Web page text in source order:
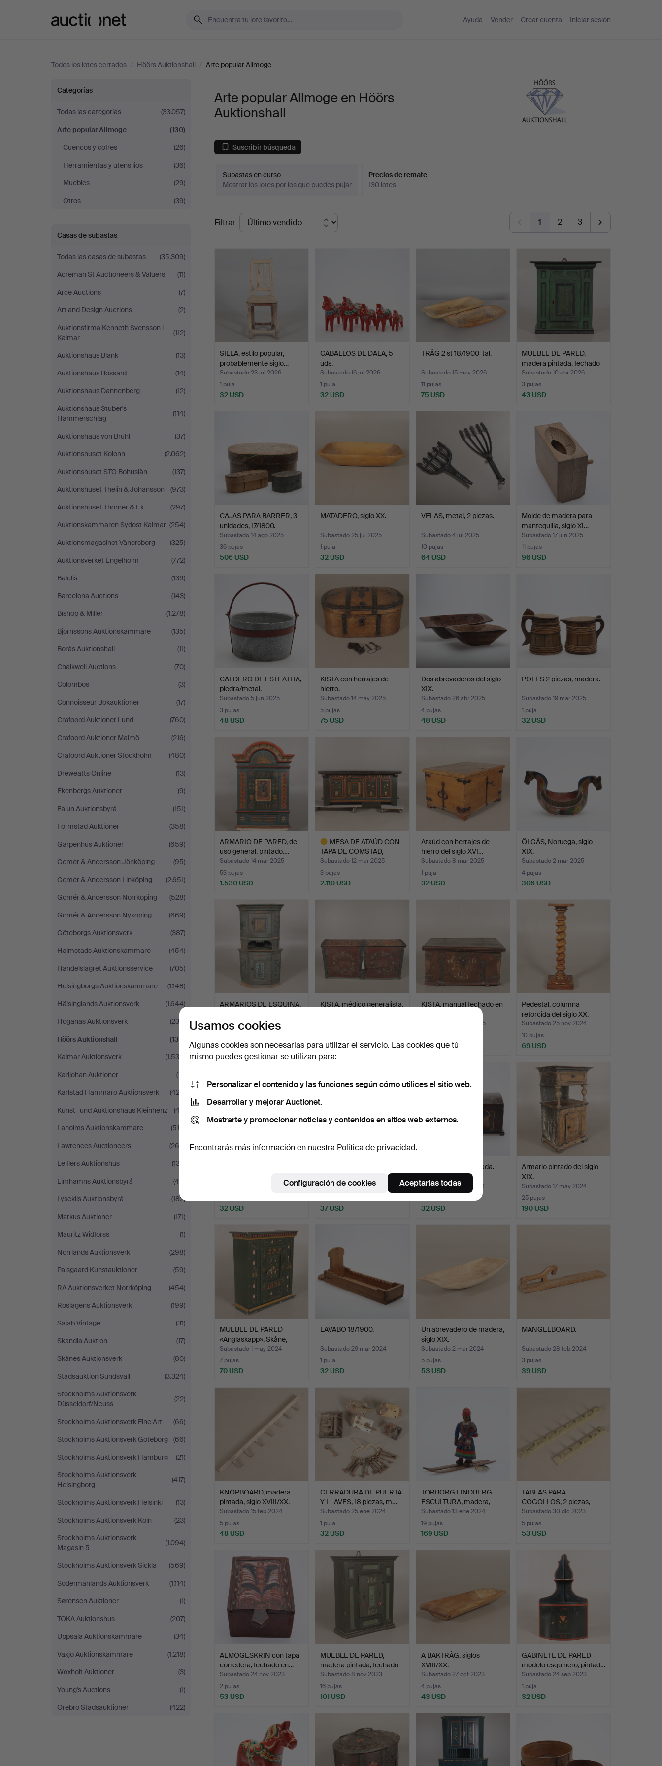
Ayuda Vender Crear cuenta Iniciar sesión
Todos los lotes cerrados / Höörs Auktionshall / Arte popular Allmoge
Arte
popular
Allmoge
en
Höörs
Auktionshall
Categorías
Todas las categorías
(33.057)
Arte popular Allmoge
(130)
Cuencos y cofres
(26)
Herramientas y utensilios
(36)
Muebles
(29)
Otros
(39)
Casas de subastas
Todas las casas de subastas
(35.309)
Acreman St Auctioneers & Valuers
(11)
Arce Auctions
(7)
Art and Design Auctions
(2)
Auktionsfirma Kenneth Svensson i
Kalmar
(112)
Auktionshaus Blank
(13)
Auktionshaus Bossard
(14)
Auktionshaus Dannenberg
(12)
Auktionshaus Stuber's
Hammerschlag
(114)
Auktionshaus von Brühl
(37)
Auktionshuset Kolonn
(2.062)
Auktionshuset STO Bohuslän
(137)
Auktionshuset Thelin & Johansson
(973)
Auktionshuset Thörner & Ek
(297)
Auktionskammaren Sydost Kalmar (254)
Auktionsmagasinet Vänersborg
(325)
Auktionsverket Engelholm
(772)
Balclis
(139)
Barcelona Auctions
(143)
Bishop & Miller
(1.278)
Björnssons Auktionskammare
(135)
Borås Auktionshall
(11)
Chalkwell Auctions
(70)
Colombos
(3)
Connoisseur Bokauktioner
(17)
Crafoord Auktioner Lund
(760)
Crafoord Auktioner Malmö
(216)
Crafoord Auktioner Stockholm
(480)
Dreweatts Online
(13)
Ekenbergs Auktioner
(9)
Falun Auktionsbyrå
(151)
Formstad Auktioner
(358)
Garpenhus Auktioner
(659)
Gomér & Andersson Jönköping
(95)
Gomér & Andersson Linköping
(2.651)
Gomér & Andersson Norrköping
(528)
Gomér & Andersson Nyköping
(669)
Göteborgs Auktionsverk
(387)
Halmstads Auktionskammare
(454)
Handelslagret Auktionsservice
(705)
Helsingborgs Auktionskammare
(1.148)
Hälsinglands Auktionsverk
(1.644)
Höganäs Auktionsverk
(235)
Höörs Auktionshall
(130)
Kalmar Auktionsverk
(1.534)
Karljohan Auktioner
(17)
Karlstad Hammarö Auktionsverk
(422)
Kunst- und Auktionshaus Kleinhenz
(43)
Laholms Auktionskammare
(515)
Lawrences Auctioneers
(269)
Leiflers Auktionshus
(133)
Limhamns Auktionsbyrå
(48)
Lysekils Auktionsbyrå
(182)
Markus Auktioner
(171)
Mauritz Widforss
(1)
Norrlands Auktionsverk
(298)
Palsgaard Kunstauktioner
(59)
RA Auktionsverket Norrköping
(454)
Roslagens Auktionsverk
(199)
Sajab Vintage
(31)
Skandia Auktion
(17)
Skånes Auktionsverk
(80)
Stadsauktion Sundsvall
(3.324)
Stockholms Auktionsverk
Düsseldorf/Neuss
(22)
Stockholms Auktionsverk Fine Art
(66)
Stockholms Auktionsverk Göteborg
(66)
Stockholms Auktionsverk Hamburg
(21)
Stockholms Auktionsverk
Helsingborg
(417)
Stockholms Auktionsverk Helsinki
(13)
Stockholms Auktionsverk Köln
(23)
Stockholms Auktionsverk
Magasin 5
(1.094)
Stockholms Auktionsverk Sickla
(569)
Södermanlands Auktionsverk
(1.114)
Sørensen Auktioner
(1)
TOKA Auktionshus
(207)
Uppsala Auktionskammare
(34)
Växjö Auktionskammare
(1.218)
Woxholt Auktioner
(3)
Young's Auctions
(1)
Örebro Stadsauktioner
(422)
Arte popular Allmoge en Höörs
Auktionshall
Suscribir búsqueda
Subastas en curso
Mostrar los lotes por los que puedes pujar
Precios de remate
130 lotes
Precios
de
Filtrar 1 2 3
SILLA, estilo popular,
probablemente siglo…
Subastado 23 jul 2026
1 puja
32 USD
CABALLOS DE DALA, 5
uds.
Subastado 16 jul 2026
1 puja
32 USD
TRÅG 2 st 18/1900-tal.
Subastado 15 may 2026
11 pujas
75 USD
MUEBLE DE PARED,
madera pintada, fechado
e…
Subastado 10 abr 2026
3 pujas
43 USD
CAJAS PARA BARRER, 3
unidades, 17/1800.
Subastado 14 ago 2025
36 pujas
506 USD
MATADERO, siglo XX.
Subastado 25 jul 2025
1 puja
32 USD
VELAS, metal, 2 piezas.
Subastado 4 jul 2025
10 pujas
64 USD
Molde de madera para
mantequilla, siglo XI…
Subastado 17 jun 2025
11 pujas
96 USD
CALDERO DE ESTEATITA,
piedra/metal.
Subastado 5 jun 2025
3 pujas
48 USD
KISTA con herrajes de
hierro.
Subastado 14 may 2025
5 pujas
75 USD
Dos abrevaderos del siglo
XIX.
Subastado 26 abr 2025
4 pujas
48 USD
POLES 2 piezas, madera.
Subastado 19 mar 2025
1 puja
32 USD
ARMARIO DE PARED, de
uso general, pintado.…
Subastado 14 mar 2025
53 pujas
1.530 USD
MESA DE ATAÚD CON
TAPA DE COMSTAD,
fechada…
Subastado 12 mar 2025
3 pujas
2.110 USD
Ataúd con herrajes de
hierro del siglo XVI…
Subastado 8 mar 2025
1 puja
32 USD
ÖLGÅS, Noruega, siglo
XIX.
Subastado 2 mar 2025
4 pujas
306 USD
ARMARIOS DE ESQUINA,
Subastado 1 mar 2025
148 USD
KISTA, médico generalista.
43 USD
KISTA, manual fechado en
Subastado 28 feb 2025
64 USD
Pedestal, columna
retorcida del siglo XX.
Subastado 25 nov 2024
10 pujas
69 USD
32 USD
Subastado 31 ago 2024
37 USD
CAJA, madera, pintada.
Subastado 17 ago 2024
32 USD
Armario pintado del siglo
XIX.
Subastado 17 may 2024
25 pujas
190 USD
MUEBLE DE PARED
«Änglaskapp», Skåne,
monog…
Subastado 1 may 2024
7 pujas
70 USD
LAVABO 18/1900.
Subastado 29 mar 2024
1 puja
32 USD
Un abrevadero de madera,
siglo XIX.
Subastado 2 mar 2024
5 pujas
53 USD
MANGELBOARD.
Subastado 28 feb 2024
3 pujas
39 USD
KNOPBOARD, madera
pintada, siglo XVIII/XX.
Subastado 15 feb 2024
5 pujas
48 USD
CERRADURA DE PUERTA
Y LLAVES, 18 piezas, m…
Subastado 25 ene 2024
1 puja
32 USD
TORBORG LINDBERG.
ESCULTURA, madera,
marca…
Subastado 13 ene 2024
19 pujas
169 USD
TABLAS PARA
COGOLLOS, 2 piezas,
madera pin…
Subastado 30 dic 2023
5 pujas
53 USD
ALMOGESKRIN con tapa
corredera, fechado en…
Subastado 24 nov 2023
2 pujas
53 USD
MUEBLE DE PARED,
madera pintada, fechado
e…
Subastado 8 nov 2023
16 pujas
101 USD
A BAKTRÅG, siglos
XVIII/XX.
Subastado 27 oct 2023
4 pujas
43 USD
GABINETE DE PARED
modelo esquinero, pintad…
Subastado 24 sep 2023
1 puja
32 USD
Usamos cookies
Algunas cookies son necesarias para utilizar el servicio. Las cookies que tú
mismo puedes gestionar se utilizan para:
Personalizar el contenido y las funciones según cómo utilices el sitio web.
Desarrollar y mejorar Auctionet.
Mostrarte y promocionar noticias y contenidos en sitios web externos.
Encontrarás más información en nuestra Política de privacidad.
Configuración de cookies Aceptarlas todas